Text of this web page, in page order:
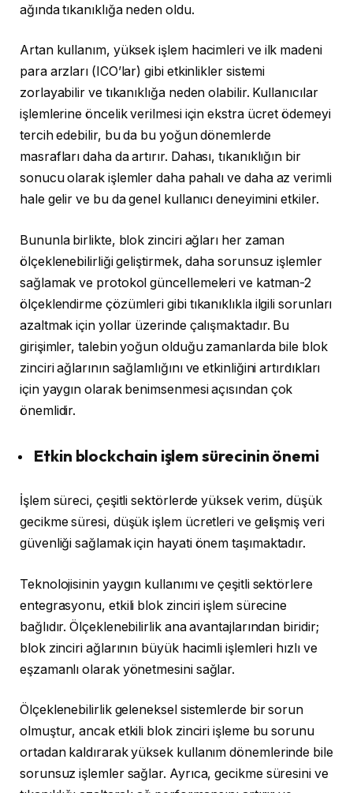
ağında tıkanıklığa neden oldu.
Artan kullanım, yüksek işlem hacimleri ve ilk madeni
para arzları (ICO’lar) gibi etkinlikler sistemi
zorlayabilir ve tıkanıklığa neden olabilir. Kullanıcılar
işlemlerine öncelik verilmesi için ekstra ücret ödemeyi
tercih edebilir, bu da bu yoğun dönemlerde
masrafları daha da artırır. Dahası, tıkanıklığın bir
sonucu olarak işlemler daha pahalı ve daha az verimli
hale gelir ve bu da genel kullanıcı deneyimini etkiler.
Bununla birlikte, blok zinciri ağları her zaman
ölçeklenebilirliği geliştirmek, daha sorunsuz işlemler
sağlamak ve protokol güncellemeleri ve katman-2
ölçeklendirme çözümleri gibi tıkanıklıkla ilgili sorunları
azaltmak için yollar üzerinde çalışmaktadır. Bu
girişimler, talebin yoğun olduğu zamanlarda bile blok
zinciri ağlarının sağlamlığını ve etkinliğini artırdıkları
için yaygın olarak benimsenmesi açısından çok
önemlidir.
Etkin blockchain işlem sürecinin önemi
İşlem süreci, çeşitli sektörlerde yüksek verim, düşük
gecikme süresi, düşük işlem ücretleri ve gelişmiş veri
güvenliği sağlamak için hayati önem taşımaktadır.
Teknolojisinin yaygın kullanımı ve çeşitli sektörlere
entegrasyonu, etkili blok zinciri işlem sürecine
bağlıdır. Ölçeklenebilirlik ana avantajlarından biridir;
blok zinciri ağlarının büyük hacimli işlemleri hızlı ve
eşzamanlı olarak yönetmesini sağlar.
Ölçeklenebilirlik geleneksel sistemlerde bir sorun
olmuştur, ancak etkili blok zinciri işleme bu sorunu
ortadan kaldırarak yüksek kullanım dönemlerinde bile
sorunsuz işlemler sağlar. Ayrıca, gecikme süresini ve